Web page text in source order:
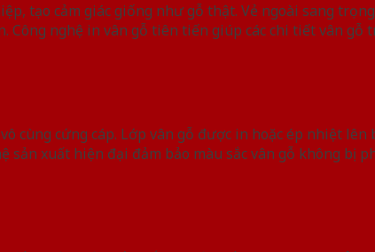
tạo cảm giác giống như gỗ thật. Vẻ ngoài sang
Công nghệ in vân gỗ tiên tiến giúp các chi tiết vân gỗ
cùng cứng cáp. Lớp vân gỗ được in hoặc ép nhiệt lên
sản xuất hiện đại đảm bảo màu sắc vân gỗ không bị